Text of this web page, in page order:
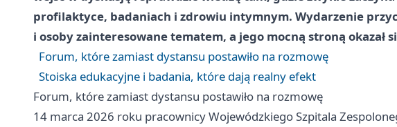
profilaktyce, badaniach i zdrowiu intymnym. Wydarzenie
i osoby zainteresowane tematem, a jego mocną stroną okazał
Forum, które zamiast dystansu postawiło na rozmowę
Stoiska edukacyjne i badania, które dają realny efekt
Forum, które zamiast dystansu postawiło na rozmowę
14 marca 2026 roku pracownicy Wojewódzkiego Szpitala